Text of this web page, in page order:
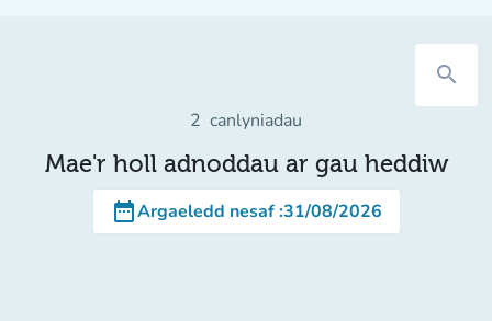
search
2 canlyniadau
Mae'r holl adnoddau ar gau heddiw
date_rangeArgaeledd nesaf:31/08/2026